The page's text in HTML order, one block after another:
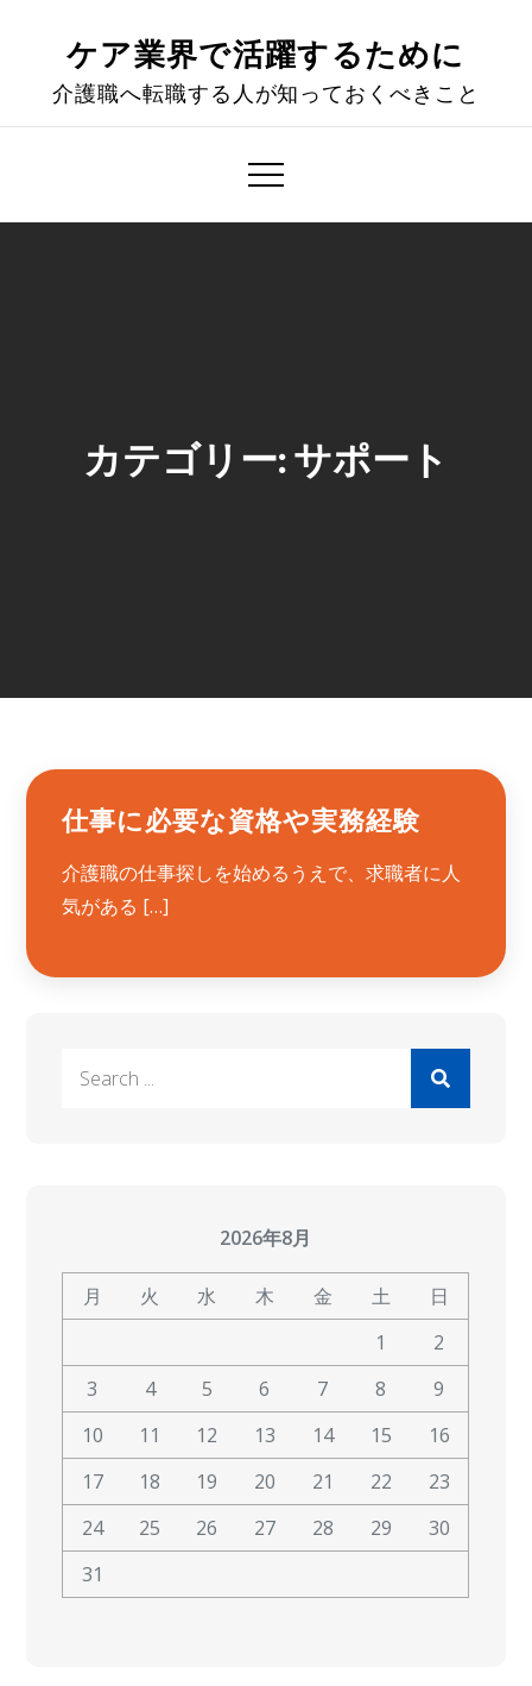
content
ケア業界で活躍するために
介護職へ転職する人が知っておくべきこと
カテゴリー:サポート
仕事に必要な資格や実務経験
介護職の仕事探しを始めるうえで、求職者に人
気がある […]
2026年8月
月 火 水 木 金 土
日
1
2
3
4 5 6 7 8
9
10
11 12 13 14 15
16
17
18 19 20 21 22
23
24
25 26 27 28 29
30
31